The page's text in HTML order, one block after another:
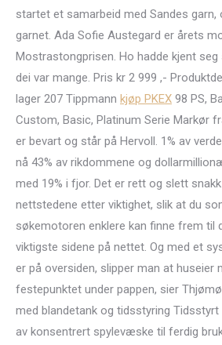
startet et samarbeid med Sandes
garnet. Ada Sofie Austegard er årets
Mostrastongprisen. Ho hadde kjent
dei var mange. Pris kr 2 999 ,-
lager 207 Tippmann kjøp PKEX 98 PS,
Custom, Basic, Platinum Serie Markør
er bevart og står på Hervoll. 1% av
nå 43% av rikdommene og
med 19% i fjor. Det er rett og slett
nettstedene etter viktighet, slik at du
søkemotoren enklere kan finne frem til
viktigste sidene på nettet. Og med et
er på oversiden, slipper man at huseier
festepunktet under pappen, sier
med blandetank og tidsstyring
av konsentrert spylevæske til ferdig